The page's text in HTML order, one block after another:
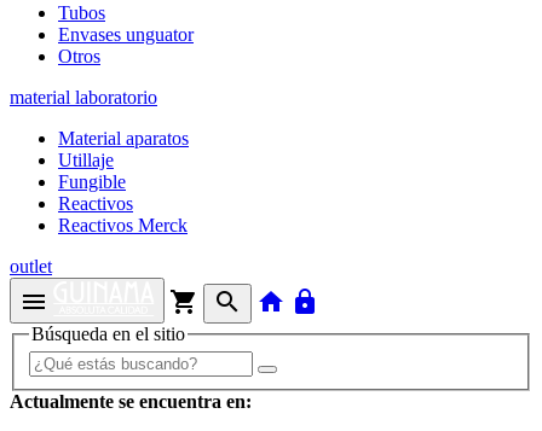
Tubos
Envases unguator
Otros
material laboratorio
Material aparatos
Utillaje
Fungible
Reactivos
Reactivos Merck
outlet
menu shopping_cart search home lock
Búsqueda en el sitio
Actualmente se encuentra en: